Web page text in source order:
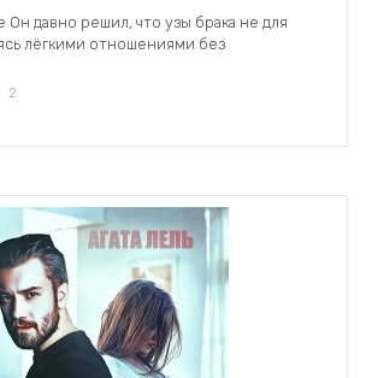
Он давно решил, что узы брака не для
лёгкими отношениями без
2